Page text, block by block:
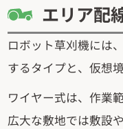
エリア配
ロボット草刈機には
するタイプと、仮想
ワイヤー式は、作業
広大な敷地では敷設